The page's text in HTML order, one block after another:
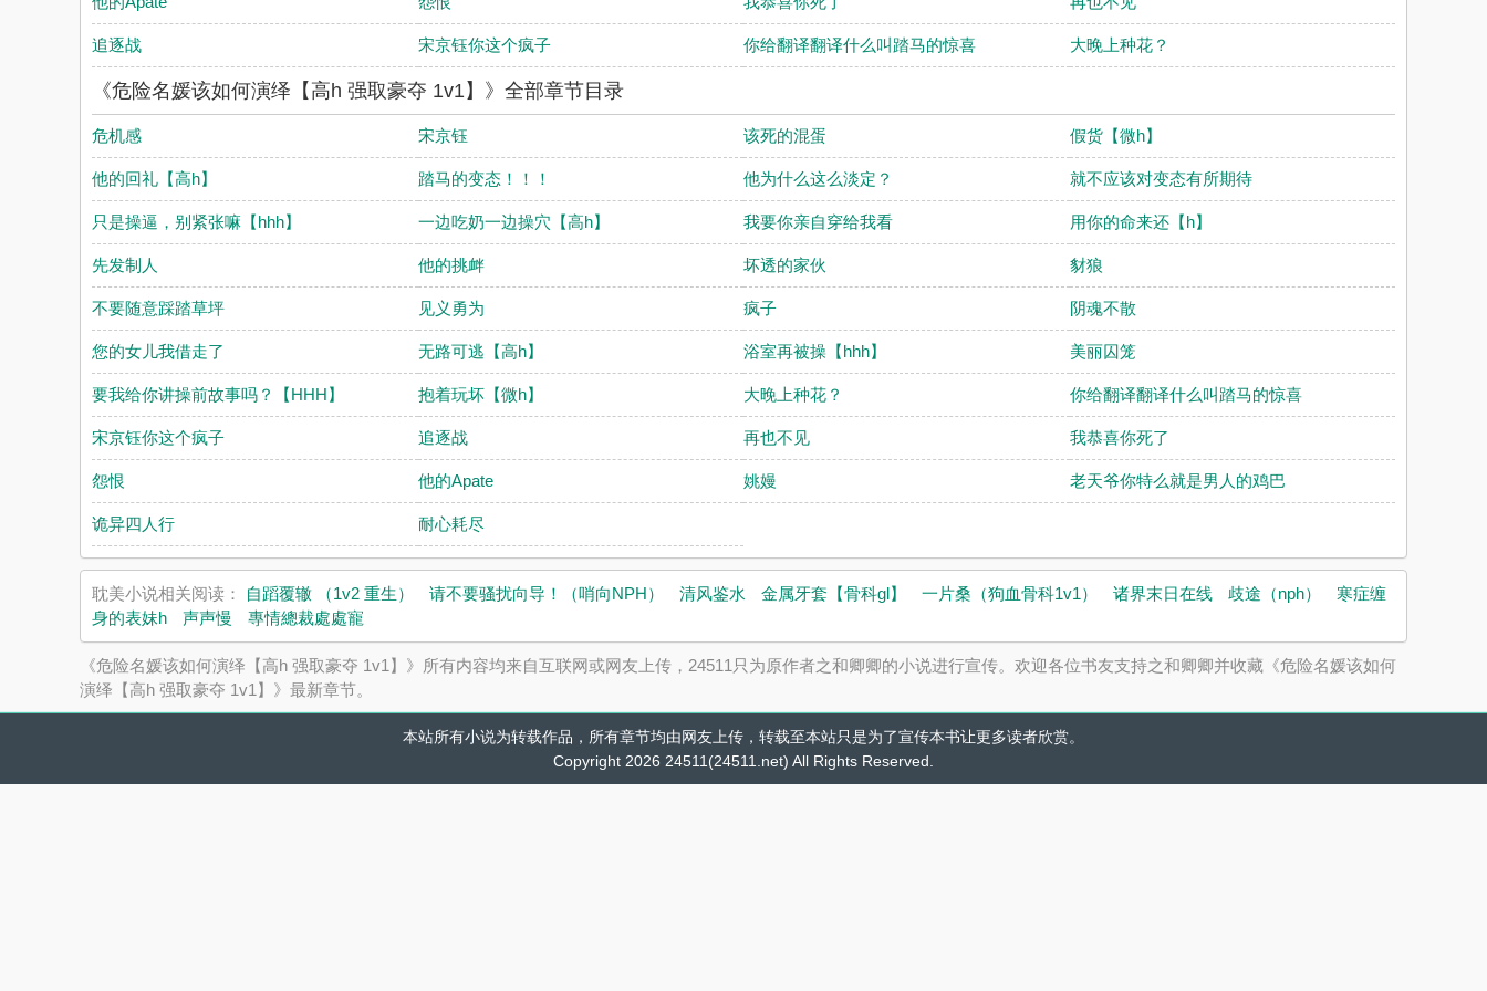
追逐战 宋京钰你这个疯子 你给翻译翻译什么叫踏马的惊喜 大晚上种花？
《危险名媛该如何演绎【高h 强取豪夺 1v1】》全部章节目录
危机感 宋京钰 该死的混蛋 假货【微h】
他的回礼【高h】 踏马的变态！！！ 他为什么这么淡定？ 就不应该对变态有所期待
只是操逼，别紧张嘛【hhh】 一边吃奶一边操穴【高h】 我要你亲自穿给我看 用你的命来还【h】
先发制人 他的挑衅 坏透的家伙 豺狼
不要随意踩踏草坪 见义勇为 疯子 阴魂不散
您的女儿我借走了 无路可逃【高h】 浴室再被操【hhh】 美丽囚笼
要我给你讲操前故事吗？【HHH】 抱着玩坏【微h】 大晚上种花？ 你给翻译翻译什么叫踏马的惊喜
宋京钰你这个疯子 追逐战 再也不见 我恭喜你死了
怨恨 他的Apate 姚嫚 老天爷你特么就是男人的鸡巴
诡异四人行 耐心耗尽
耽美小说相关阅读： 自蹈覆辙 （1v2 重生） 请不要骚扰向导！（哨向NPH） 清风鉴水 金属牙套【骨科gl】 一片桑（狗血骨科1v1） 诸界末日在线 歧途（nph）
寒症缠
身的表妹h
声声慢 專情總裁處處寵
《危险名媛该如何演绎【高h 强取豪夺 1v1】》所有内容均来自互联网或网友上传，24511只为原作者之和卿卿的小说进行宣传。欢迎各位书友支持之和卿卿并收藏《危险名媛该如何
演绎【高h 强取豪夺 1v1】》最新章节。
本站所有小说为转载作品，所有章节均由网友上传，转载至本站只是为了宣传本书让更多读者欣赏。
Copyright 2026 24511(24511.net) All Rights Reserved.